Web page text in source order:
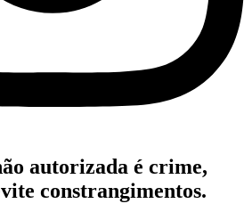
autorizada é crime,
constrangimentos.